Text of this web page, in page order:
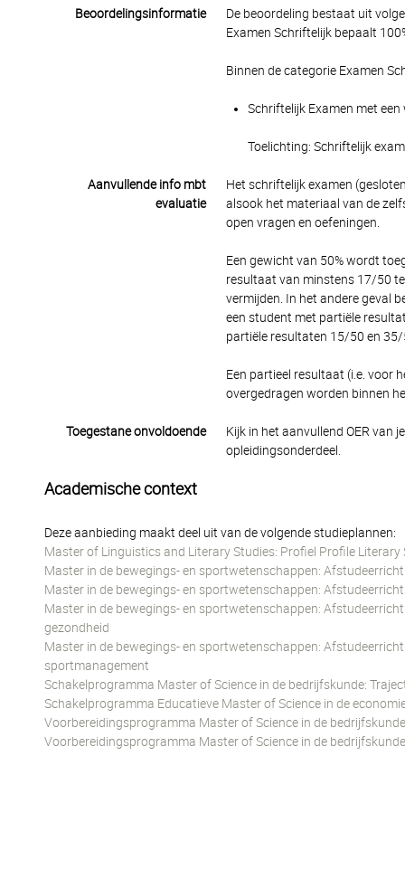
Beoordelingsinformatie
De beoordeling bestaat uit
Examen Schriftelijk bepaalt
Binnen de categorie Examen
Schriftelijk Examen met
Toelichting: Schriftelijk
Aanvullende info mbt
evaluatie
Het schriftelijk examen
alsook het materiaal van de
open vragen en oefeningen.
Een gewicht van 50% wordt
resultaat van minstens 17/50
vermijden. In het andere geval
een student met partiële
partiële resultaten 15/50 en
Een partieel resultaat (i.e. voor
overgedragen worden binnen
Toegestane onvoldoende
Kijk in het aanvullend OER van
opleidingsonderdeel.
Academische context
Deze aanbieding maakt deel uit van de volgende studieplannen:
Master of Linguistics and Literary Studies: Profiel Profile Literary
Master in de bewegings- en sportwetenschappen:
Master in de bewegings- en sportwetenschappen:
Master in de bewegings- en sportwetenschappen:
gezondheid
Master in de bewegings- en sportwetenschappen:
sportmanagement
Schakelprogramma Master of Science in de bedrijfskunde:
Schakelprogramma Educatieve Master of Science in de
Voorbereidingsprogramma Master of Science in de
Voorbereidingsprogramma Master of Science in de